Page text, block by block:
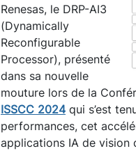
Renesas, le DRP-AI3
(Dynamically
Reconfigurable
Processor), présenté
dans sa nouvelle
mouture lors de la
ISSCC 2024 qui s’est
performances, cet
applications IA de vision